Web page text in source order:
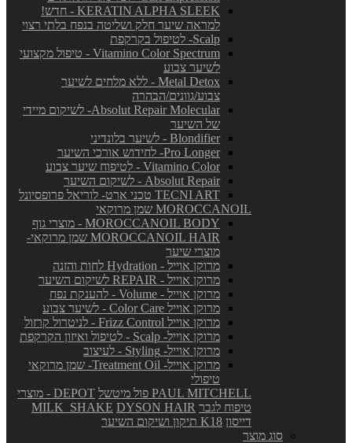
KERATIN ALPHA SLEEK - חדש!
למראה שיער חלק ושליטה בנפח בלתי רצוי
Scalp- לטיפול בקרקפת
Vitamino Color Spectrum - טיפול מקצועי
לשיער צבוע
Metal Detox - ללא מלחים לשיער
צבוע/גוונים/הבהרה
Absolut Repair Molecular- לשיקום מיידי
של השיער
Blondifier - לשיער בלונדיני
Pro Longer- לחידוש אורכי השיער
Vitamino Color - לטיפוח שיער צבוע
Absolut Repair - לשיקום השיער
TECNI ART טכני ארט- לוריאל פרופסיונל
MOROCCANOIL שמן מרוקאי
MOROCCANOIL BODY - מוצרי גוף
MOROCCANOIL HAIR שמן מרוקאי-
מוצרי שיער
מרוקן אוייל - Hydration לחות והזנה
מרוקן אוייל - REPAIR לשיקום השיער
מרוקן אוייל - Volume - להענקת נפח
מרוקן אוייל Color Care - לשיער צבוע
מרוקן אוייל Frizz Control - לניטרול קרזול
מרוקן אוייל- Scalp - לטיפול ואיזון הקרקפת
מרוקן אוייל- Styling - לעיצוב
מרוקן אוייל- Treatment Oil- שמן מרוקאי
טיפולי
PAUL MITCHELL פול מיטשל
DEPOT - מוצרי
טיפוח לגבר
MILK_SHAKE DYSON HAIR
דייסון K18 תיקון ושיקום השיער
סוג מוצר